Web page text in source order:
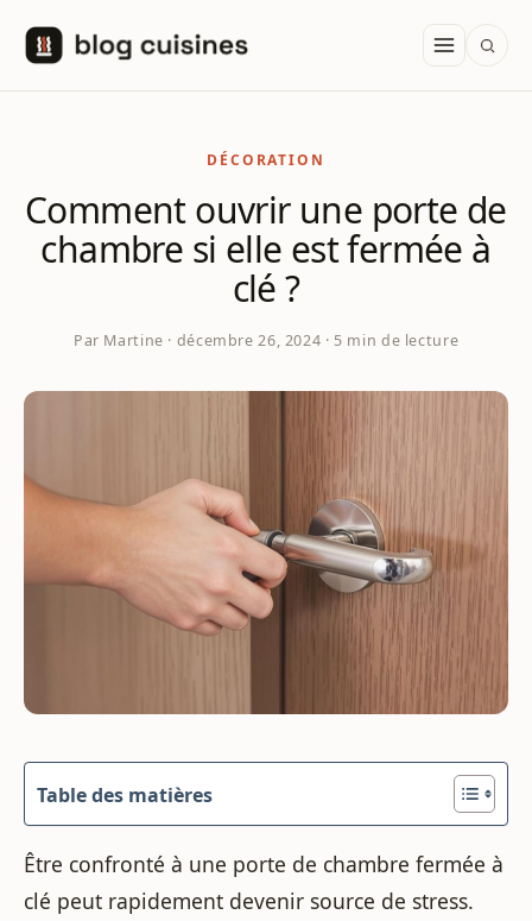
DÉCORATION
Comment ouvrir une porte de
chambre si elle est fermée à
clé ?
Par Martine · décembre 26, 2024 · 5 min de lecture
Table des matières
Être confronté à une porte de chambre fermée à
clé peut rapidement devenir source de stress.